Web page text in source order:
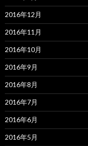
2016年12月
2016年11月
2016年10月
2016年9月
2016年8月
2016年7月
2016年6月
2016年5月